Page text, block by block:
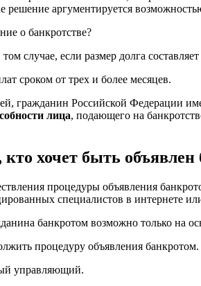
аргументируется
о банкротстве?
случае, если размер долга
сроком от трех и более месяцев.
гражданин Российской Федерации
лица, подающего на
хочет быть объявлен
процедуры объявления
специалистов в интернете
банкротом возможно только на
процедуру объявления банкротом.
управляющий.